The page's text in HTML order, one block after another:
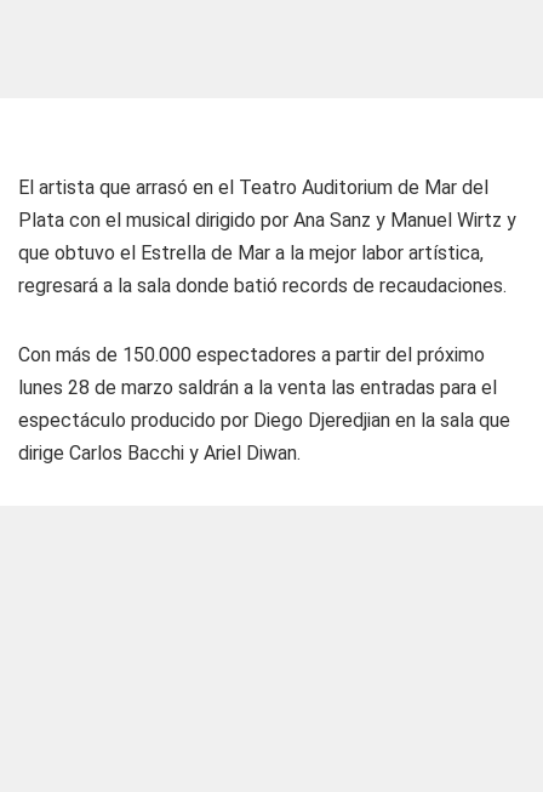
El artista que arrasó en el Teatro Auditorium de Mar del
Plata con el musical dirigido por Ana Sanz y Manuel Wirtz y
que obtuvo el Estrella de Mar a la mejor labor artística,
regresará a la sala donde batió records de recaudaciones.
Con más de 150.000 espectadores a partir del próximo
lunes 28 de marzo saldrán a la venta las entradas para el
espectáculo producido por Diego Djeredjian en la sala que
dirige Carlos Bacchi y Ariel Diwan.